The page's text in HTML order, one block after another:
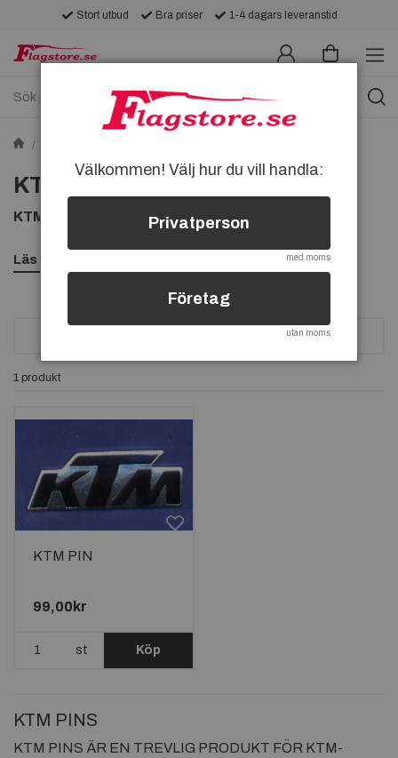
Stort utbud Bra priser 1-4 dagars leveranstid
KTM-pins
KTM PINS, HÄR KAN DU KÖPA DIN KTM PIN
Läs mer
1 produkt
KTM PIN
99,00kr
st Köp
KTM PINS
KTM PINS ÄR EN TREVLIG PRODUKT FÖR KTM-
Välkommen! Välj hur du vill handla:
Privatperson
med moms
Företag
utan moms